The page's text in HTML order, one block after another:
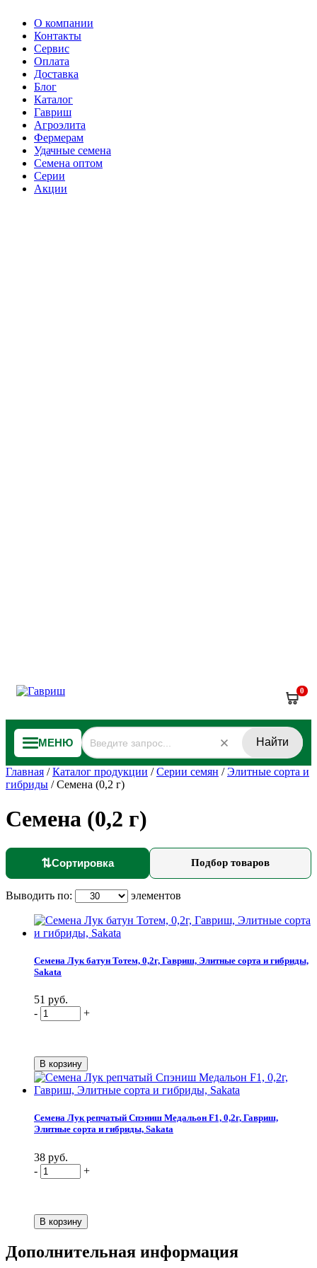
О компании
Контакты
Сервис
Оплата
Доставка
Блог
Каталог
Гавриш
Агроэлита
Фермерам
Удачные семена
Семена оптом
Серии
Акции
0
МЕНЮ Найти
Главная /Каталог продукции /Серии семян /Элитные сорта и
гибриды /Семена (0,2 г)
Семена (0,2 г)
⇅Сортировка Подбор товаров
Выводить по: элементов
Семена Лук батун Тотем, 0,2г, Гавриш, Элитные сорта и гибриды,
Sakata
51 руб.
-
+
Семена Лук репчатый Спэниш Медальон F1, 0,2г, Гавриш,
Элитные сорта и гибриды, Sakata
38 руб.
-
+
Дополнительная информация